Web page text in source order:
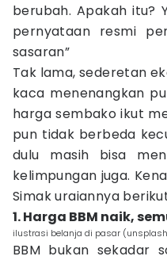
berubah. Apakah itu?
pernyataan resmi
sasaran”
Tak lama, sederetan
kaca menenangkan
harga sembako ikut
pun tidak berbeda
dulu masih bisa
kelimpungan juga.
Simak uraiannya
1. Harga BBM naik,
ilustrasi belanja di pasar
BBM bukan sekadar